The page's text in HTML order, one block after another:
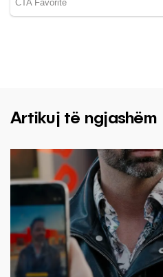
Artikuj të ngjashëm